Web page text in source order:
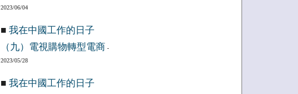
2023/06/04
■ 我在中國工作的日子
（九）電視購物轉型電商 -
2023/05/28
■ 我在中國工作的日子